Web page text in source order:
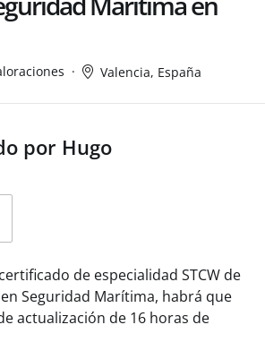
Valencia, España
por Hugo
de especialidad STCW de
Seguridad Marítima, habrá que
actualización de 16 horas de
de realizar el curso completo